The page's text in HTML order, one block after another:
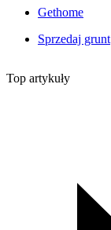
Gethome
Sprzedaj grunt
Top artykuły